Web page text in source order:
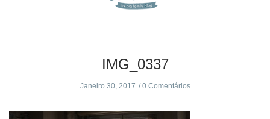
IMG_0337
Janeiro 30, 2017 0 Comentários